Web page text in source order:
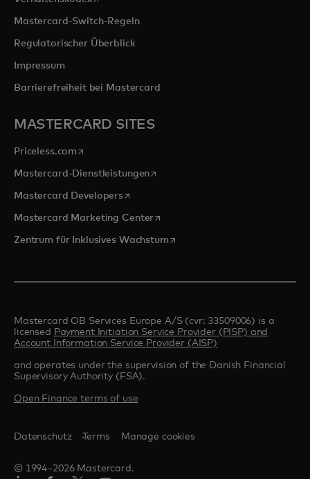
Mastercard-Switch-Regeln
Regulatorischer Überblick
Impressum
Barrierefreiheit bei Mastercard
MASTERCARD SITES
Priceless.com wird in einer neuen Registerkarte geöffnet
Mastercard-Dienstleistungenwird in einer neuen Registerkarte
Mastercard Developerswird in einer neuen Registerkarte
Mastercard Marketing Centerwird in einer neuen
Zentrum für Inklusives Wachstumwird in einer neuen
Mastercard OB Services Europe A/S (cvr: 33509006) is a
licensed Payment Initiation Service Provider (PISP) and
Account Information Service Provider (AISP)
and operates under the supervision of the Danish Financial
Supervisory Authority (FSA).
Open Finance terms of use
© 1994–2026 Mastercard.
Datenschutz Terms Manage cookies